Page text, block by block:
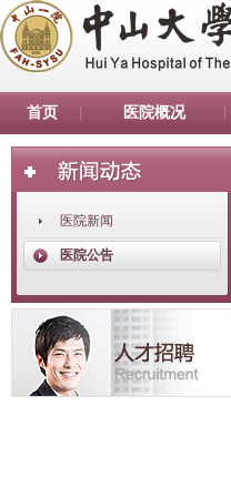
首页 医院概况
医院新闻
医院公告